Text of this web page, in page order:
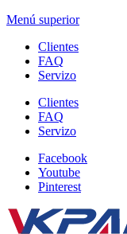
Menú superior
Clientes
FAQ
Servizo
Clientes
FAQ
Servizo
Facebook
Youtube
Pinterest